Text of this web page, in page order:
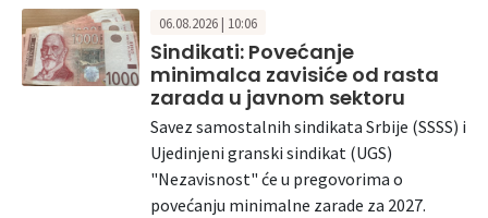
06.08.2026 | 10:06
Sindikati: Povećanje
minimalca zavisiće od rasta
zarada u javnom sektoru
Savez samostalnih sindikata Srbije (SSSS) i
Ujedinjeni granski sindikat (UGS)
"Nezavisnost" će u pregovorima o
povećanju minimalne zarade za 2027.